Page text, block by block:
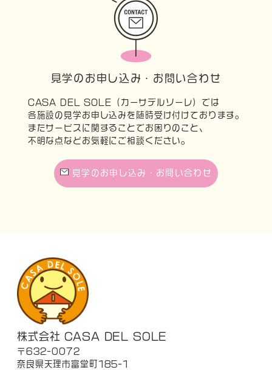
見学のお申し込み・お問い合わせ
CASA DEL SOLE（カーサデルソーレ）では
各施設の見学お申し込みを随時受け付けております。
またサービスに関することでお困りのこと、
不明な点などお気軽にご相談ください。
見学のお申し込み・お問い合わせ
株式会社 CASA DEL SOLE
〒632-0072
奈良県天理市富堂町185-1